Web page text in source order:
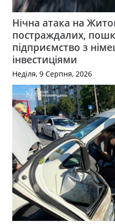
Нічна атака на
постраждалих,
підприємство з
інвестиціями
Неділя, 9 Серпня, 2026